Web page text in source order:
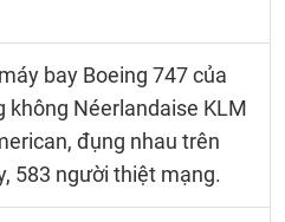
bay Boeing 747 của
không Néerlandaise KLM
đụng nhau trên
583 người thiệt mạng.